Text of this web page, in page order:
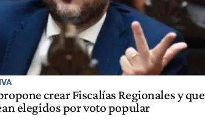
crear Fiscalías Regionales y que
elegidos por voto popular